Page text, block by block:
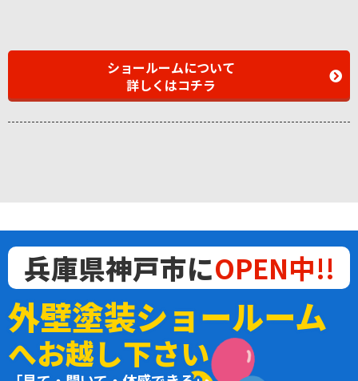
ショールームについて
詳しくはコチラ
兵庫県神戸市にOPEN中!!
外壁塗装ショールーム
へお越し下さい